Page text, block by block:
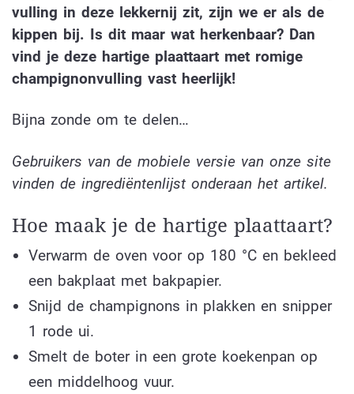
vulling in deze lekkernij zit, zijn we er als de
kippen bij. Is dit maar wat herkenbaar? Dan
vind je deze hartige plaattaart met romige
champignonvulling vast heerlijk!
Bijna zonde om te delen…
Gebruikers van de mobiele versie van onze site
vinden de ingrediëntenlijst onderaan het artikel.
Hoe maak je de hartige plaattaart?
Verwarm de oven voor op 180 °C en bekleed
een bakplaat met bakpapier.
Snijd de champignons in plakken en snipper
1 rode ui.
Smelt de boter in een grote koekenpan op
een middelhoog vuur.